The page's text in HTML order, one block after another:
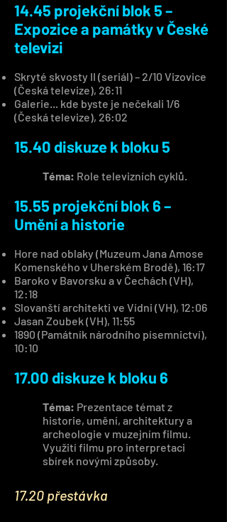
14.45 projekční blok 5 –
Expozice a památky v České
televizi
Skryté skvosty II (seriál) – 2/10 Vizovice
(Česká televize), 26:11
Galerie... kde byste je nečekali 1/6
(Česká televize), 26:02
15.40 diskuze k bloku 5
Téma: Role televizních cyklů.
15.55 projekční blok 6 –
Umění a historie
Hore nad oblaky (Muzeum Jana Amose
Komenského v Uherském Brodě), 16:17
Baroko v Bavorsku a v Čechách (VH),
12:18
Slovanští architekti ve Vídni (VH), 12:06
Jasan Zoubek (VH), 11:55
1890 (Památník národního písemnictví),
10:10
17.00 diskuze k bloku 6
Téma: Prezentace témat z
historie, umění, architektury a
archeologie v muzejním filmu.
Využití filmu pro interpretaci
sbírek novými způsoby.
17.20 přestávka